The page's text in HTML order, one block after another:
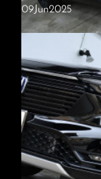
トヨタ・RAV4
施工内容・Freelyプ
ご入庫いただきまし
な小傷が見受けられ
09Jun2025